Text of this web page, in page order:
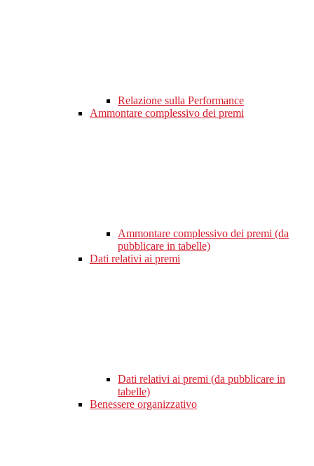
Relazione sulla Performance
Ammontare complessivo dei premi
Ammontare complessivo dei premi (da
pubblicare in tabelle)
Dati relativi ai premi
Dati relativi ai premi (da pubblicare in
tabelle)
Benessere organizzativo